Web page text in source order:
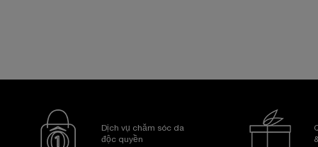
Dịch vụ chăm sóc da
độc quyền